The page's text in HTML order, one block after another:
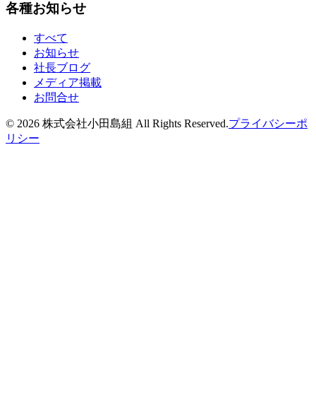
各種お知らせ
すべて
お知らせ
社長ブログ
メディア掲載
お問合せ
© 2026 株式会社小田島組 All Rights Reserved.プライバシーポ
リシー